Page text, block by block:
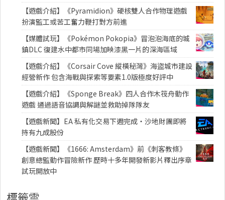
【遊戲介紹】《Pyramidion》硬核雙人合作物理遊戲
扮演監工或苦工奮力鞭打對方前進
【媒體試玩】《Pokémon Pokopia》冒泡泡海底的城
鎮DLC 復建水中都市同場加映漆黑一片的深海區域
【遊戲介紹】《Corsair Cove 縱橫秘灣》海盜城市建設
經營新作 包含海戰與探索等要素1.0版極度好評中
【遊戲介紹】《Sponge Break》四人合作木筏舟動作
遊戲 通過語音協調與解謎並救助掉隊隊友
【遊戲新聞】EA 私有化交易下週完成・沙地財團即將
持有九成股份
【遊戲新聞】《1666: Amsterdam》前《刺客教條》
創意總監動作冒險新作 歷時十多年開發新影片釋出序章
試玩開放中